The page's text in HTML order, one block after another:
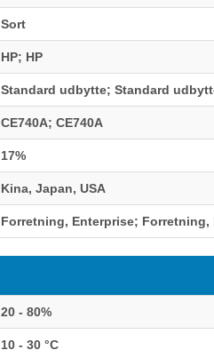
Sort
HP; HP
Standard udbytte; Standard
CE740A; CE740A
17%
Kina, Japan, USA
Forretning, Enterprise; Forretning,
20 - 80%
10 - 30 °C